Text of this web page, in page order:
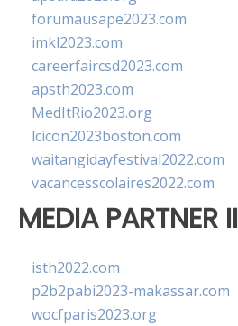
forumausape2023.com
imkl2023.com
careerfaircsd2023.com
apsth2023.com
MedItRio2023.org
lcicon2023boston.com
waitangidayfestival2022.com
vacancesscolaires2022.com
MEDIA PARTNER II
isth2022.com
p2b2pabi2023-makassar.com
wocfparis2023.org